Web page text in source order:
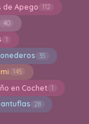
de Apego 112
40
1
35
145
en Cochet 1
28